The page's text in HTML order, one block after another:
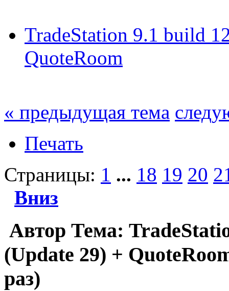
TradeStation 9.1 build
QuoteRoom
« предыдущая тема
Печать
Страницы: 1 ... 18 19 20
Вниз
Автор Тема:
(Update 29) +
раз)